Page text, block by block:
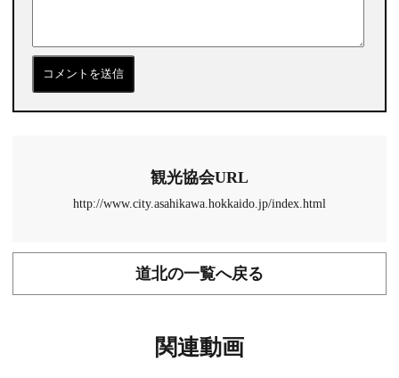
観光協会URL
http://www.city.asahikawa.hokkaido.jp/index.html
道北の一覧へ戻る
関連動画